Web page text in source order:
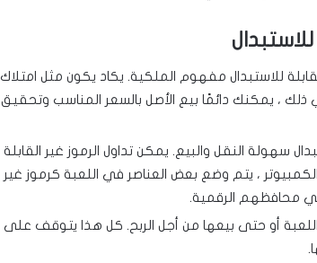
للاستبدال مفهوم الملكية. يكاد يكون مثل امتلاك
، يمكنك دائمًا بيع الأصل بالسعر المناسب وتحقيق
سهولة النقل والبيع. يمكن تداول الرموز غير القابلة
، يتم وضع بعض العناصر في اللعبة كرموز غير
محافظهم الرقمية.
أو حتى بيعها من أجل الربح. كل هذا يتوقف على